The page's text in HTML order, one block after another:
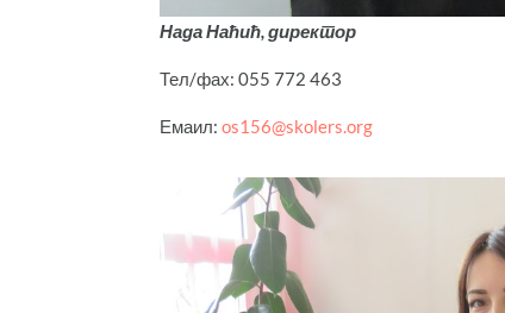
Нада Наћић, директор
Тел/фах: 055 772 463
Емаил:os156@skolers.org